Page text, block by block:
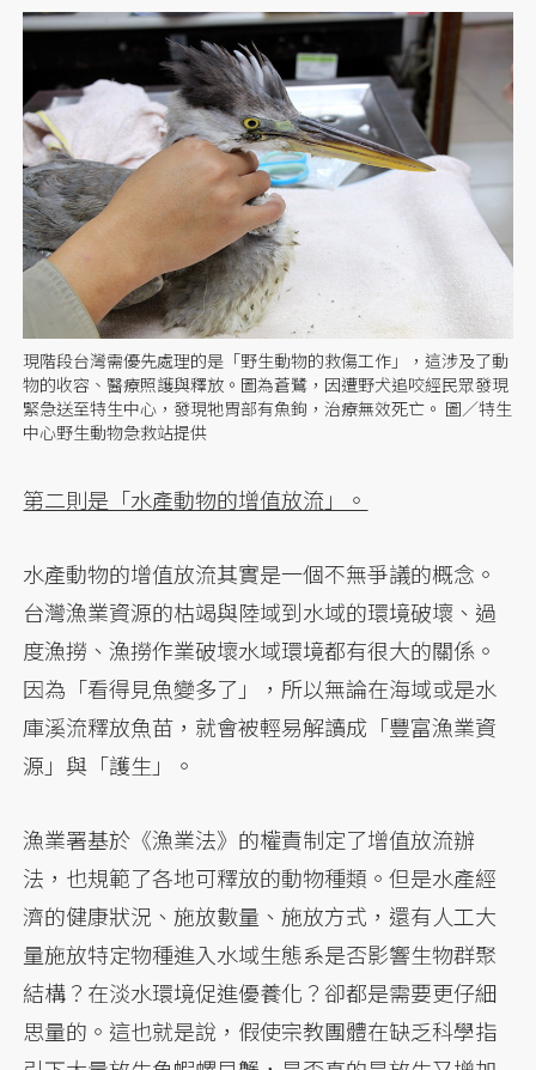
現階段台灣需優先處理的是「野生動物的救傷工作」，這涉及了動
物的收容、醫療照護與釋放。圖為蒼鷺，因遭野犬追咬經民眾發現
緊急送至特生中心，發現牠胃部有魚鉤，治療無效死亡。 圖／特生
中心野生動物急救站提供
第二則是「水產動物的增值放流」。
水產動物的增值放流其實是一個不無爭議的概念。
台灣漁業資源的枯竭與陸域到水域的環境破壞、過
度漁撈、漁撈作業破壞水域環境都有很大的關係。
因為「看得見魚變多了」，所以無論在海域或是水
庫溪流釋放魚苗，就會被輕易解讀成「豐富漁業資
源」與「護生」。
漁業署基於《漁業法》的權責制定了增值放流辦
法，也規範了各地可釋放的動物種類。但是水產經
濟的健康狀況、施放數量、施放方式，還有人工大
量施放特定物種進入水域生態系是否影響生物群聚
結構？在淡水環境促進優養化？卻都是需要更仔細
思量的。這也就是說，假使宗教團體在缺乏科學指